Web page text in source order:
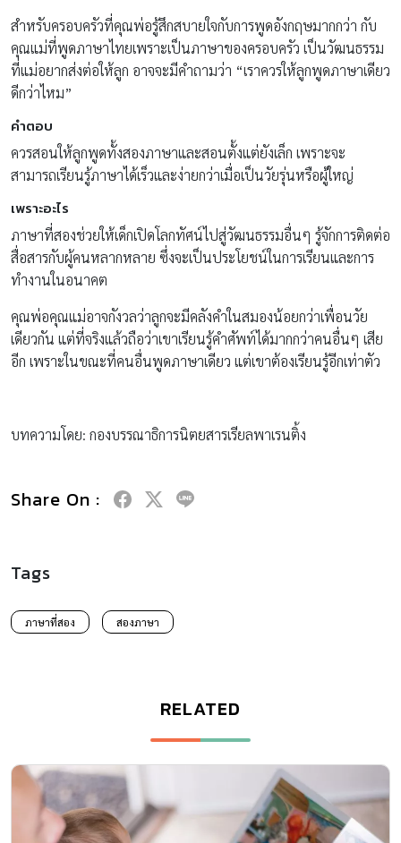
สำหรับครอบครัวที่คุณพ่อรู้สึกสบายใจกับการพูดอังกฤษมากกว่า กับ
คุณแม่ที่พูดภาษาไทยเพราะเป็นภาษาของครอบครัว เป็นวัฒนธรรม
ที่แม่อยากส่งต่อให้ลูก อาจจะมีคำถามว่า “เราควรให้ลูกพูดภาษาเดียว
ดีกว่าไหม”
คำตอบ
ควรสอนให้ลูกพูดทั้งสองภาษาและสอนตั้งแต่ยังเล็ก เพราะจะ
สามารถเรียนรู้ภาษาได้เร็วและง่ายกว่าเมื่อเป็นวัยรุ่นหรือผู้ใหญ่
เพราะอะไร
ภาษาที่สองช่วยให้เด็กเปิดโลกทัศน์ไปสู่วัฒนธรรมอื่นๆ รู้จักการติดต่อ
สื่อสารกับผู้คนหลากหลาย ซึ่งจะเป็นประโยชน์ในการเรียนและการ
ทำงานในอนาคต
คุณพ่อคุณแม่อาจกังวลว่าลูกจะมีคลังคำในสมองน้อยกว่าเพื่อนวัย
เดียวกัน แต่ที่จริงแล้วถือว่าเขาเรียนรู้คำศัพท์ได้มากกว่าคนอื่นๆ เสีย
อีก เพราะในขณะที่คนอื่นพูดภาษาเดียว แต่เขาต้องเรียนรู้อีกเท่าตัว
บทความโดย: กองบรรณาธิการนิตยสารเรียลพาเรนติ้ง
Share On :
Tags
ภาษาที่สอง สองภาษา
RELATED